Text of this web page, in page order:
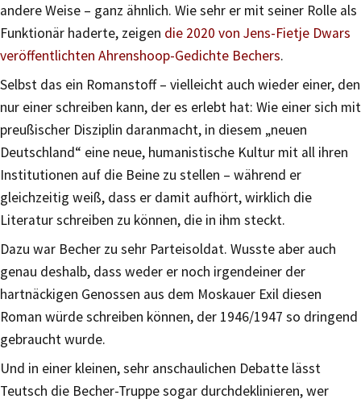
andere Weise – ganz ähnlich. Wie sehr er mit seiner Rolle als
Funktionär haderte, zeigen die 2020 von Jens-Fietje Dwars
veröffentlichten Ahrenshoop-Gedichte Bechers.
Selbst das ein Romanstoff – vielleicht auch wieder einer, den
nur einer schreiben kann, der es erlebt hat: Wie einer sich mit
preußischer Disziplin daranmacht, in diesem „neuen
Deutschland“ eine neue, humanistische Kultur mit all ihren
Institutionen auf die Beine zu stellen – während er
gleichzeitig weiß, dass er damit aufhört, wirklich die
Literatur schreiben zu können, die in ihm steckt.
Dazu war Becher zu sehr Parteisoldat. Wusste aber auch
genau deshalb, dass weder er noch irgendeiner der
hartnäckigen Genossen aus dem Moskauer Exil diesen
Roman würde schreiben können, der 1946/1947 so dringend
gebraucht wurde.
Und in einer kleinen, sehr anschaulichen Debatte lässt
Teutsch die Becher-Truppe sogar durchdeklinieren, wer